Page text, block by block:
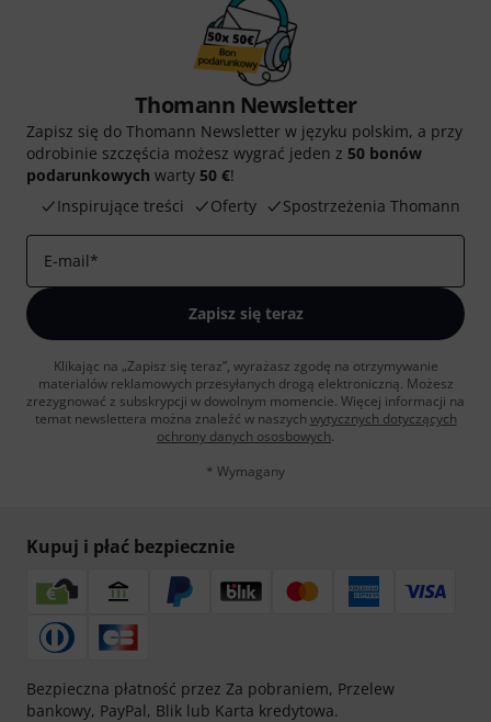
Thomann Newsletter
Zapisz się do Thomann Newsletter w języku polskim, a przy
odrobinie szczęścia możesz wygrać jeden z 50 bonów
podarunkowych warty 50 €!
Inspirujące treści
Oferty Spostrzeżenia Thomann
E-mail*
Zapisz się teraz
Klikając na „Zapisz się teraz”, wyrażasz zgodę na otrzymywanie
materialów reklamowych przesyłanych drogą elektroniczną. Możesz
zrezygnować z subskrypcji w dowolnym momencie. Więcej informacji na
temat newslettera można znaleźć w naszych wytycznych dotyczących
ochrony danych ososbowych.
* Wymagany
Kupuj i płać bezpiecznie
Bezpieczna płatność przez Za pobraniem, Przelew
bankowy, PayPal, Blik lub Karta kredytowa.